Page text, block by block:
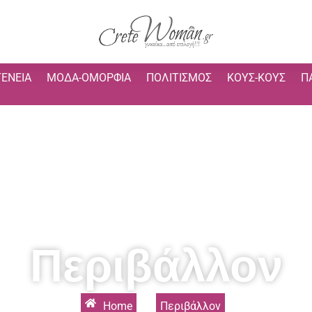
ΜΌΔΑ-ΟΜΟΡΦΙΆ ΠΟΛΙΤΙΣΜΌΣ ΚΟΥΣ-ΚΟΥΣ
Περιβάλλον
Home Περιβάλλον